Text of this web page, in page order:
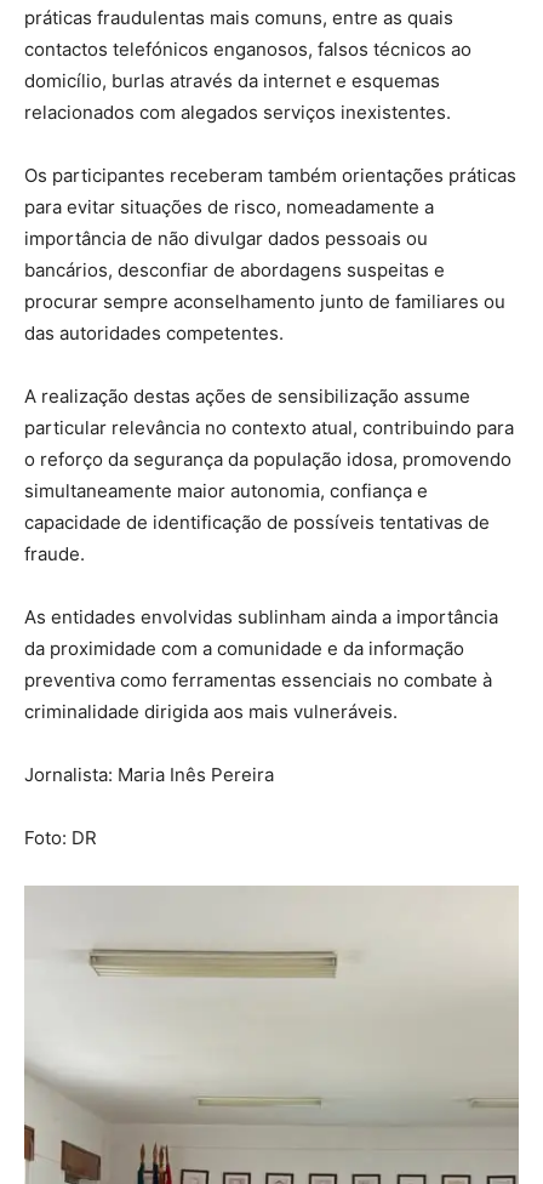
práticas fraudulentas mais comuns, entre as quais
contactos telefónicos enganosos, falsos técnicos ao
domicílio, burlas através da internet e esquemas
relacionados com alegados serviços inexistentes.
Os participantes receberam também orientações práticas
para evitar situações de risco, nomeadamente a
importância de não divulgar dados pessoais ou
bancários, desconfiar de abordagens suspeitas e
procurar sempre aconselhamento junto de familiares ou
das autoridades competentes.
A realização destas ações de sensibilização assume
particular relevância no contexto atual, contribuindo para
o reforço da segurança da população idosa, promovendo
simultaneamente maior autonomia, confiança e
capacidade de identificação de possíveis tentativas de
fraude.
As entidades envolvidas sublinham ainda a importância
da proximidade com a comunidade e da informação
preventiva como ferramentas essenciais no combate à
criminalidade dirigida aos mais vulneráveis.
Jornalista: Maria Inês Pereira
Foto: DR